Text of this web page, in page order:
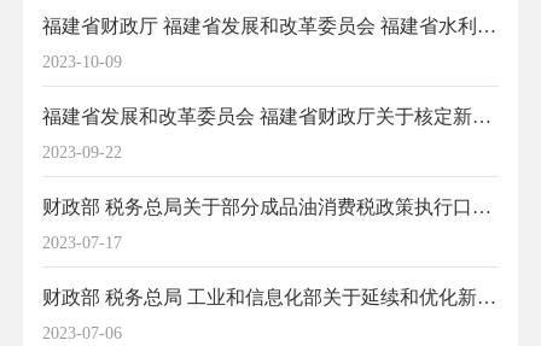
2023-10-09
福建省财政厅 福建省发展和改革委员会 福建省水利厅 国家税务总局福建省税务局 中国人民银行福建省分行关于调整水土保持补偿费征缴期限的通知
2023-09-22
福建省发展和改革委员会 福建省财政厅关于核定新闻记者职和初级注册安全工程师职业资格考试收费标准及有关事项的函
2023-07-17
财政部 税务总局关于部分成品油消费税政策执行口径的公告
2023-07-06
财政部 税务总局 工业和信息化部关于延续和优化新能源汽车车辆购置税减免政策的公告